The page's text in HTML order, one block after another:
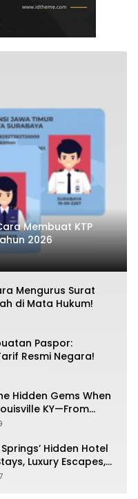
Membuat KTP
2026
Mengurus Surat
di Mata Hukum!
Paspor:
Resmi Negara!
Hidden Gems When
KY—From
Hidden Hotel
Luxury Escapes,